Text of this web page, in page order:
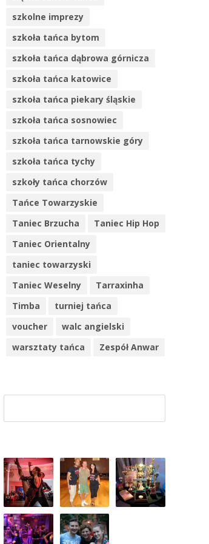
szkolne imprezy
szkoła tańca bytom
szkoła tańca dąbrowa górnicza
szkoła tańca katowice
szkoła tańca piekary śląskie
szkoła tańca sosnowiec
szkoła tańca tarnowskie góry
szkoła tańca tychy
szkoły tańca chorzów
Tańce Towarzyskie
Taniec Brzucha
Taniec Hip Hop
Taniec Orientalny
taniec towarzyski
Taniec Weselny
Tarraxinha
Timba
turniej tańca
voucher
walc angielski
warsztaty tańca
Zespół Anwar